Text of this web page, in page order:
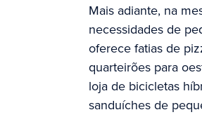
Mais adiante, na
necessidades de
oferece fatias de
quarteirões para
loja de bicicletas
sanduíches de